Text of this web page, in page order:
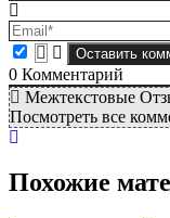
0 Комментарий
Межтекстовые
Посмотреть все
Похожие